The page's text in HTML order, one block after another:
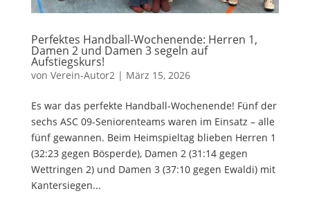
Perfektes Handball-Wochenende: Herren 1,
Damen 2 und Damen 3 segeln auf
Aufstiegskurs!
von Verein-Autor2 | März 15, 2026
Es war das perfekte Handball-Wochenende! Fünf der
sechs ASC 09-Seniorenteams waren im Einsatz – alle
fünf gewannen. Beim Heimspieltag blieben Herren 1
(32:23 gegen Bösperde), Damen 2 (31:14 gegen
Wettringen 2) und Damen 3 (37:10 gegen Ewaldi) mit
Kantersiegen...